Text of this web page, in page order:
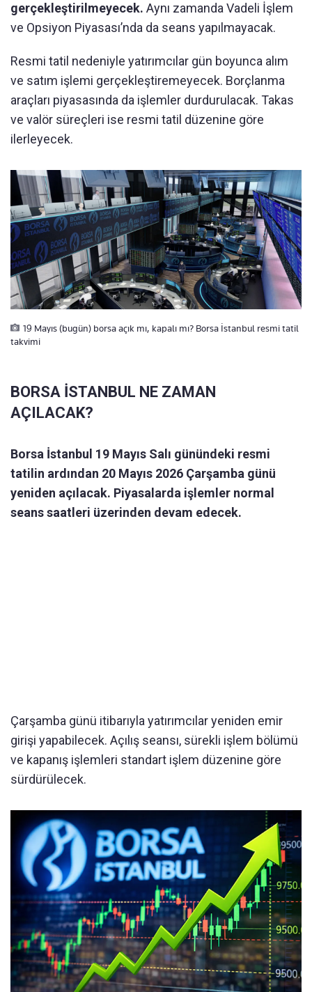
gerçekleştirilmeyecek. Aynı zamanda Vadeli İşlem
ve Opsiyon Piyasası’nda da seans yapılmayacak.
Resmi tatil nedeniyle yatırımcılar gün boyunca alım
ve satım işlemi gerçekleştiremeyecek. Borçlanma
araçları piyasasında da işlemler durdurulacak. Takas
ve valör süreçleri ise resmi tatil düzenine göre
ilerleyecek.
19 Mayıs (bugün) borsa açık mı, kapalı mı? Borsa İstanbul resmi tatil
takvimi
BORSA İSTANBUL NE ZAMAN
AÇILACAK?
Borsa İstanbul 19 Mayıs Salı günündeki resmi
tatilin ardından 20 Mayıs 2026 Çarşamba günü
yeniden açılacak. Piyasalarda işlemler normal
seans saatleri üzerinden devam edecek.
Çarşamba günü itibarıyla yatırımcılar yeniden emir
girişi yapabilecek. Açılış seansı, sürekli işlem bölümü
ve kapanış işlemleri standart işlem düzenine göre
sürdürülecek.